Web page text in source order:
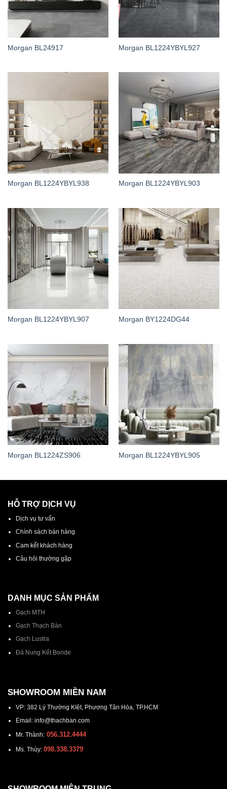
Morgan BL24917 Morgan BL1224YBYL927
Morgan BL1224YBYL938 Morgan BL1224YBYL903
Morgan BL1224YBYL907 Morgan BY1224DG44
Morgan BL1224ZS906 Morgan BL1224YBYL905
HỖ TRỢ DỊCH VỤ
Dịch vụ tư vấn
Chính sách bán hàng
Cam kết khách hàng
Câu hỏi thường gặp
DANH MỤC SẢN PHẨM
Gạch MTH
Gạch Thạch Bàn
Gạch Lustra
Đá Nung Kết Boride
SHOWROOM MIỀN NAM
VP: 382 Lý Thường KIệt, Phương Tân Hòa, TP.HCM
Email: info@thachban.com
Mr. Thành:056.312.4444
Ms. Thùy: 098.338.3379